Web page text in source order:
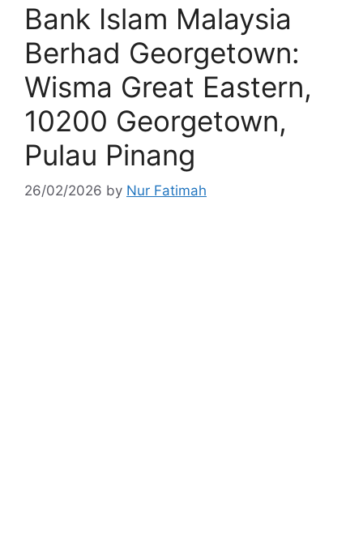
Bank Islam Malaysia
Berhad Georgetown:
Wisma Great Eastern,
10200 Georgetown,
Pulau Pinang
26/02/2026 by Nur Fatimah